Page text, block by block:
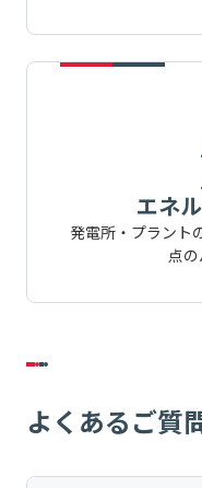
エネ
発電所・プラント
点
よくあるご質